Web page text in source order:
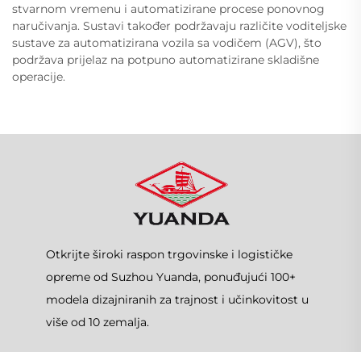
stvarnom vremenu i automatizirane procese ponovnog
naručivanja. Sustavi također podržavaju različite voditeljske
sustave za automatizirana vozila sa vodičem (AGV), što
podržava prijelaz na potpuno automatizirane skladišne
operacije.
Otkrijte široki raspon trgovinske i logističke
opreme od Suzhou Yuanda, ponuđujući 100+
modela dizajniranih za trajnost i učinkovitost u
više od 10 zemalja.